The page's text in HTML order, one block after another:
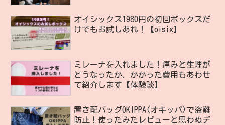
オイシックス1980円の初回ボックスだ
けでもお試しあれ！【oisix】
ミレーナを入れました！痛みと生理が
どうなったか、かかった費用もあわせ
て紹介します【体験談】
置き配バッグOKIPPA(オキッパ)で盗難
防止！使ったみたレビューと思わぬデ